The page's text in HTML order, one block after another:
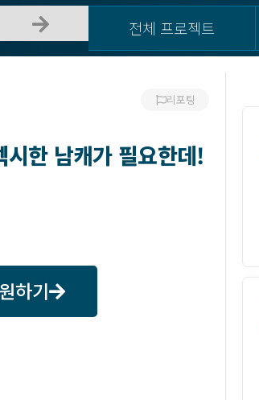
전체 프로젝트
리포팅
한 남캐가 필요한데!
하기